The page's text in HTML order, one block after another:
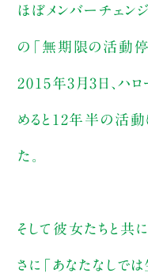
ほぼメンバーチェン
の「無期限の活動停
2015年3月3日、ハロ
めると12年半の活動
た。
そして彼女たちと共
さに「あなたなしで